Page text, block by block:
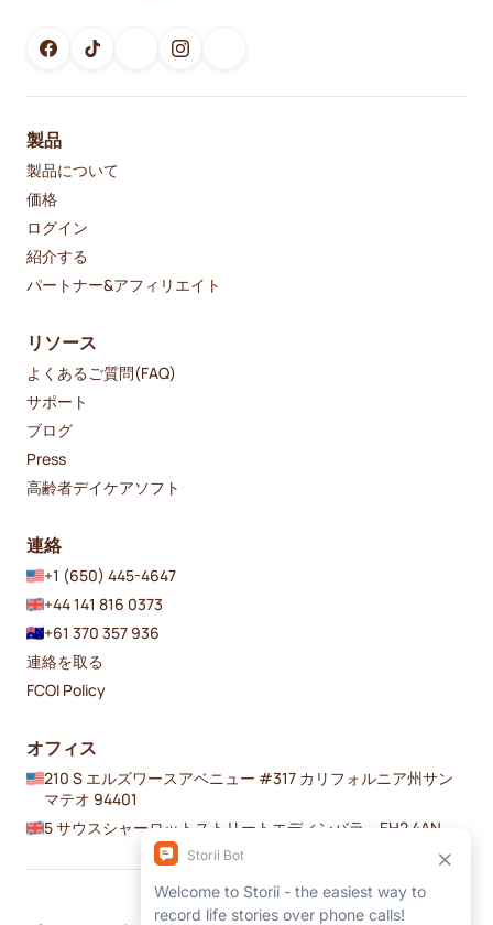
製品
製品について
価格
ログイン
紹介する
パートナー&アフィリエイト
リソース
よくあるご質問(FAQ)
サポート
ブログ
Press
高齢者デイケアソフト
連絡
+1 (650) 445-4647
+44 141 816 0373
+61 370 357 936
連絡を取る
FCOI Policy
オフィス
210 S エルズワースアベニュー #317 カリフォルニア州サン
マテオ 94401
5 サウスシャーロットストリートエディンバラ、EH2 4AN